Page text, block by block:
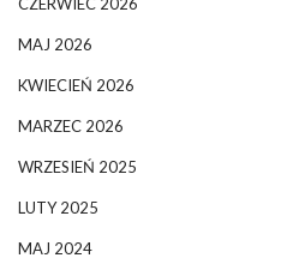
MAJ 2026
KWIECIEŃ 2026
MARZEC 2026
WRZESIEŃ 2025
LUTY 2025
MAJ 2024